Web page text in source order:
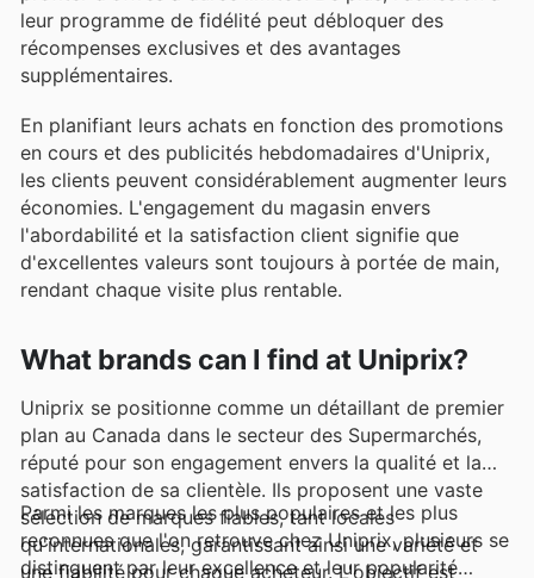
leur programme de fidélité peut débloquer des
récompenses exclusives et des avantages
supplémentaires.
En planifiant leurs achats en fonction des promotions
en cours et des publicités hebdomadaires d'Uniprix,
les clients peuvent considérablement augmenter leurs
économies. L'engagement du magasin envers
l'abordabilité et la satisfaction client signifie que
d'excellentes valeurs sont toujours à portée de main,
rendant chaque visite plus rentable.
What brands can I find at Uniprix?
Uniprix se positionne comme un détaillant de premier
plan au Canada dans le secteur des Supermarchés,
réputé pour son engagement envers la qualité et la
satisfaction de sa clientèle. Ils proposent une vaste
sélection de marques fiables, tant locales
qu'internationales, garantissant ainsi une variété et
une fiabilité pour chaque acheteur. L'objectif est
Parmi les marques les plus populaires et les plus
reconnues que l'on retrouve chez Uniprix, plusieurs se
distinguent par leur excellence et leur popularité